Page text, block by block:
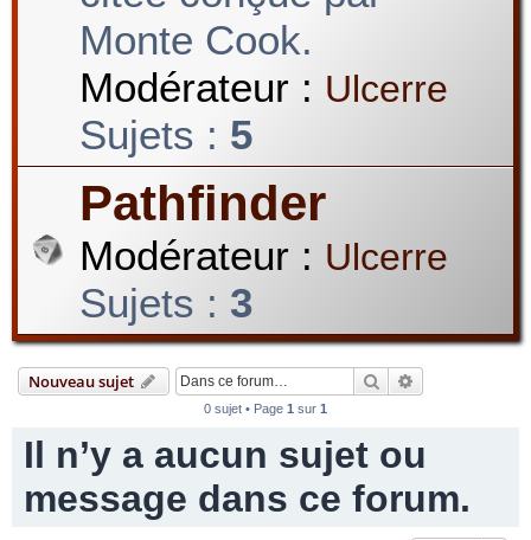
Monte Cook.
Modérateur : Ulcerre
Sujets : 5
Pathfinder
Modérateur : Ulcerre
Sujets : 3
Nouveau sujet Rechercher
0 sujet • Page 1 sur 1
Il n’y a aucun sujet ou
message dans ce forum.